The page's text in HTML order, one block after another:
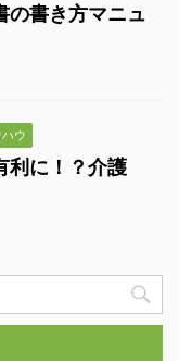
の書き方マニュ
ウ
利に！？介護